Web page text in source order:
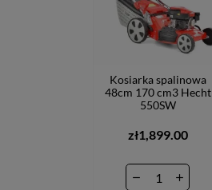
Kosiarka spalinowa
48cm 170 cm3 Hecht
550SW
zł1,899.00